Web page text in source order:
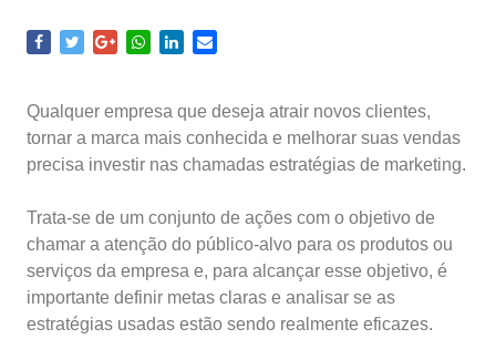
Qualquer empresa que deseja atrair novos clientes,
tornar a marca mais conhecida e melhorar suas vendas
precisa investir nas chamadas estratégias de marketing.
Trata-se de um conjunto de ações com o objetivo de
chamar a atenção do público-alvo para os produtos ou
serviços da empresa e, para alcançar esse objetivo, é
importante definir metas claras e analisar se as
estratégias usadas estão sendo realmente eficazes.